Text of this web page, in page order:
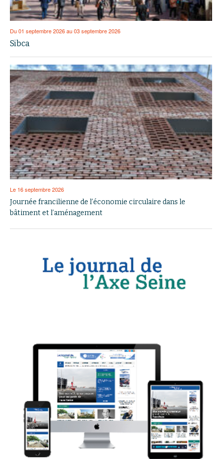
Du 01 septembre 2026 au 03 septembre 2026
Sibca
Le 16 septembre 2026
Journée francilienne de l’économie circulaire dans le
bâtiment et l’aménagement